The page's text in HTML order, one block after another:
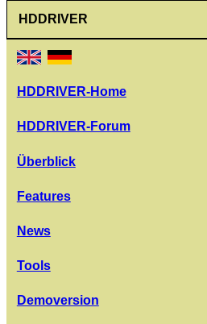
HDDRIVER
HDDRIVER-Home
HDDRIVER-Forum
Überblick
Features
News
Tools
Demoversion